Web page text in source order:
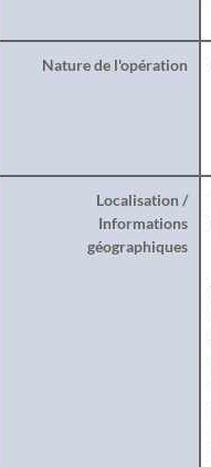
Nature de l'opération
Localisation /
Informations
géographiques